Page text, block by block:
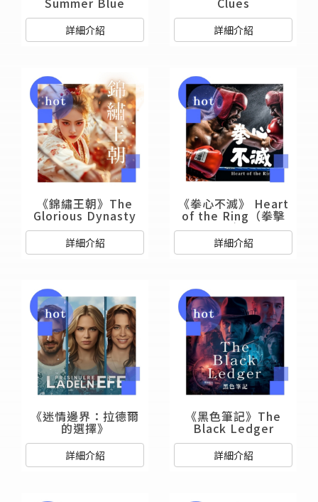
詳細介紹 詳細介紹
《錦繡王朝》The
Glorious Dynasty
詳細介紹
《拳心不滅》 Heart
of the Ring（拳擊
片）
詳細介紹
《迷情邊界：拉德爾
的選擇》
詳細介紹
《黑色筆記》The
Black Ledger
詳細介紹